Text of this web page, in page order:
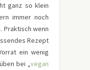
ganz so klein
immer noch
Praktisch wenn
Rezept
ein wenig
bei „ vegan